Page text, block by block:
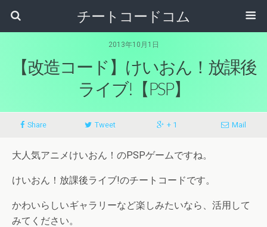
チートコードコム
2013年10月1日
【改造コード】けいおん！放課後
ライブ!【PSP】
Share Tweet + 1 Mail
大人気アニメけいおん！のPSPゲームですね。
けいおん！放課後ライブ!のチートコードです。
かわいらしいギャラリーなど楽しみたいなら、活用して
みてください。